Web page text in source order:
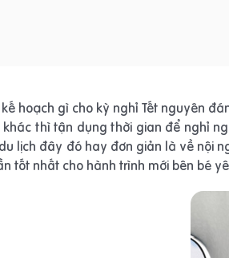
kế hoạch gì cho kỳ nghỉ Tết nguyên
thì tận dụng thời gian để nghỉ
lịch đây đó hay đơn giản là về nội
tốt nhất cho hành trình mới bên bé